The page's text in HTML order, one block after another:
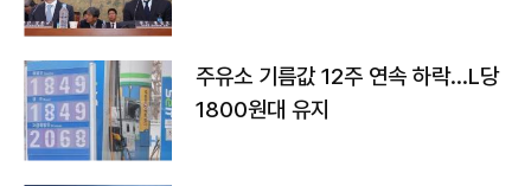
주유소 기름값 12주 연속 하락…L당
1800원대 유지